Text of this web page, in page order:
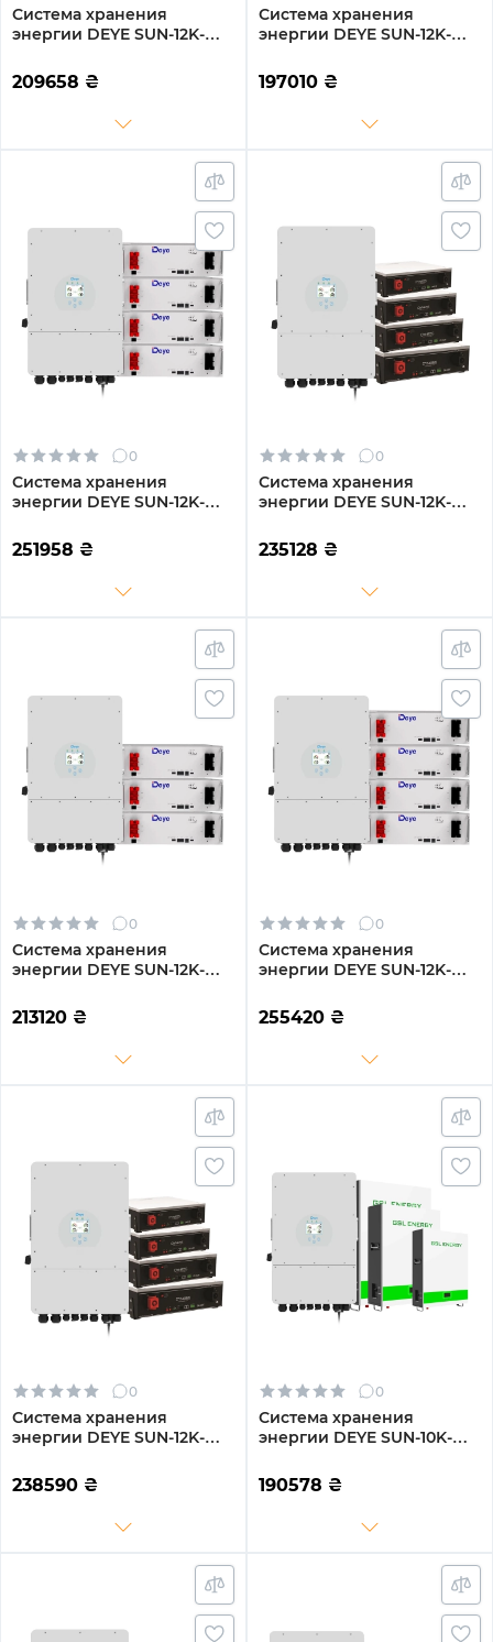
Система хранения
энергии DEYE SUN-12K-
3DE15.36K-LFP 12000W
15.36kh 3BAT LiFePO4 6000
209658 ₴
Система хранения
энергии DEYE SUN-12K-
3DY15.36K-LFP-W 12000W
15.36kh 3BAT LiFePO4 6000
197010 ₴
0
Система хранения
энергии DEYE SUN-12K-
4DE20.48K-LFP 12000W
20.48kh 4BAT LiFePO4
251958 ₴
0
Система хранения
энергии DEYE SUN-12K-
4DY20.48K-LFP-W 12000W
20.48kh 4BAT LiFePO4
235128 ₴
0
Система хранения
энергии DEYE SUN-12K-
12000W 15.36kh 3BAT
LiFePO4 6000 циклов
213120 ₴
0
Система хранения
энергии DEYE SUN-12K-
LFP 12000W 20.48kh 4BAT
LiFePO4 6000 циклов
255420 ₴
0
Система хранения
энергии DEYE SUN-12K-
LFP-W 12000W 20.48kWh
4BAT LiFePO4 6000
238590 ₴
0
Система хранения
энергии DEYE SUN-10K-
LFP-W 10kW 15.36kWh
3BAT LiFePO4 6500 циклов
190578 ₴